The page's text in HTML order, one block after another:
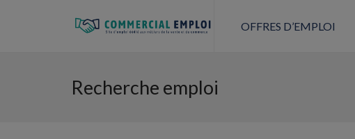
OFFRES D’EMPLOI
Recherche emploi